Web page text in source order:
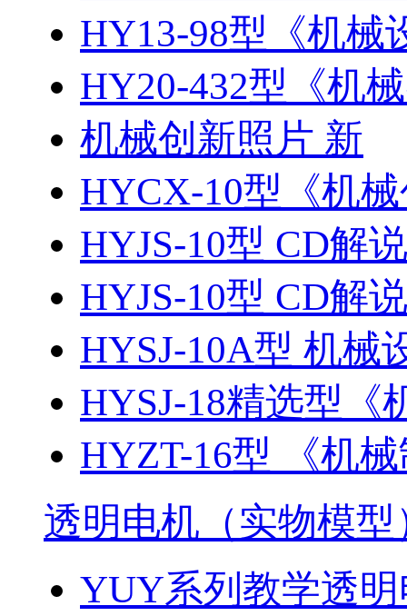
HY13-98型《机械
HY20-432型《机
机械创新照片 新
HYCX-10型《机
HYJS-10型 CD解
HYJS-10型 CD解
HYSJ-10A型 机械
HYSJ-18精选型《
HYZT-16型 《机
透明电机（实物模
YUY系列教学透